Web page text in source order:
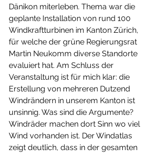
Dänikon miterleben. Thema war die
geplante Installation von rund 100
Windkraftturbinen im Kanton Zürich,
für welche der grüne Regierungsrat
Martin Neukomm diverse Standorte
evaluiert hat. Am Schluss der
Veranstaltung ist für mich klar: die
Erstellung von mehreren Dutzend
Windrändern in unserem Kanton ist
unsinnig. Was sind die Argumente?
Windräder machen dort Sinn wo viel
Wind vorhanden ist. Der Windatlas
zeigt deutlich, dass in der gesamten